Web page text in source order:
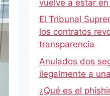
vuelve a estar
El Tribunal
los contratos
transparencia
Anulados dos
ilegalmente a
¿Qué es el